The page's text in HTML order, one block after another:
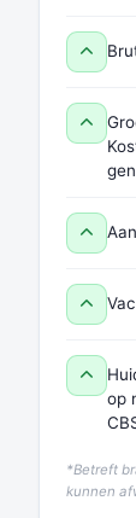
op
*Betreft
kunnen